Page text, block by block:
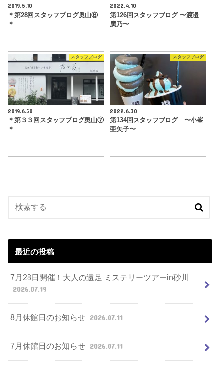
2019.5.10
＊第28回スタッフブログ奥山⑥
＊
2022.4.10
第126回スタッフブログ 〜渡邉
廣乃〜
スタッフブログ
2019.6.30
＊第３３回スタッフブログ奥山⑦
＊
スタッフブログ
2022.6.30
第134回スタッフブログ 〜小峯
亜矢子〜
最近の投稿
7月28日開催！大人の遠足 ミステリーツアーin砂川
2026.07.19
8月休館日のお知らせ 2026.07.11
7月休館日のお知らせ 2026.07.11